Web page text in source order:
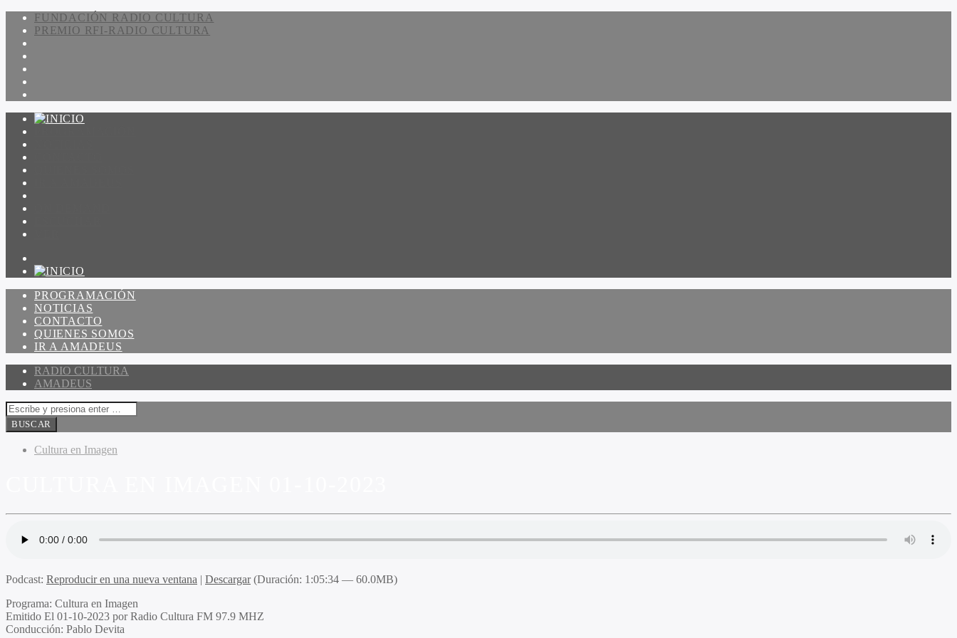
FUNDACIÓN RADIO CULTURA
PREMIO RFI-RADIO CULTURA
PROGRAMACIÓN
NOTICIAS
CONTACTO
QUIENES SOMOS
IR A AMADEUS
RADIO CULTURA
AMADEUS
Cultura en Imagen
Podcast: Reproducir en una nueva ventana | Descargar(Duración: 1:05:34 — 60.0MB)
Programa: Cultura en Imagen
Emitido El 01-10-2023 por Radio Cultura FM 97.9 MHZ
Conducción: Pablo Devita